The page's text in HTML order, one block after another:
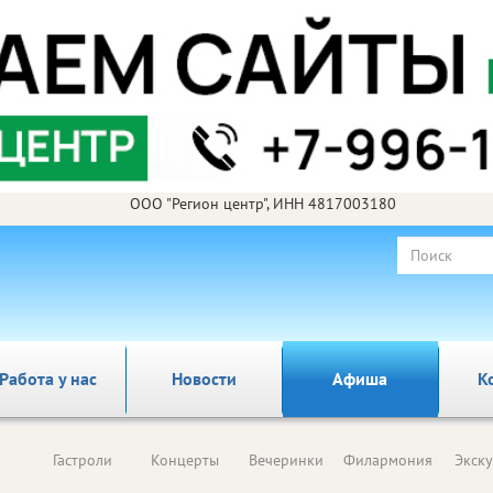
ООО "Регион центр", ИНН 4817003180
у нас Новости Афиша
Гастроли Концерты Вечеринки Филармония